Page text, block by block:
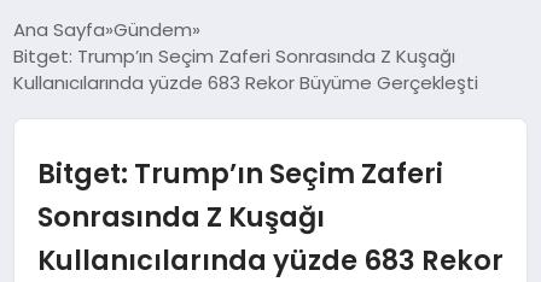
BILGISAYAR
SEYAHAT
TEKNOLOJI
Ana Sayfa Gündem
Bitget: Trump’ın Seçim Zaferi Sonrasında Z Kuşağı
Kullanıcılarında yüzde 683 Rekor Büyüme Gerçekleşti
Bitget: Trump’ın Seçim Zaferi
Sonrasında Z Kuşağı
Kullanıcılarında yüzde 683 Rekor